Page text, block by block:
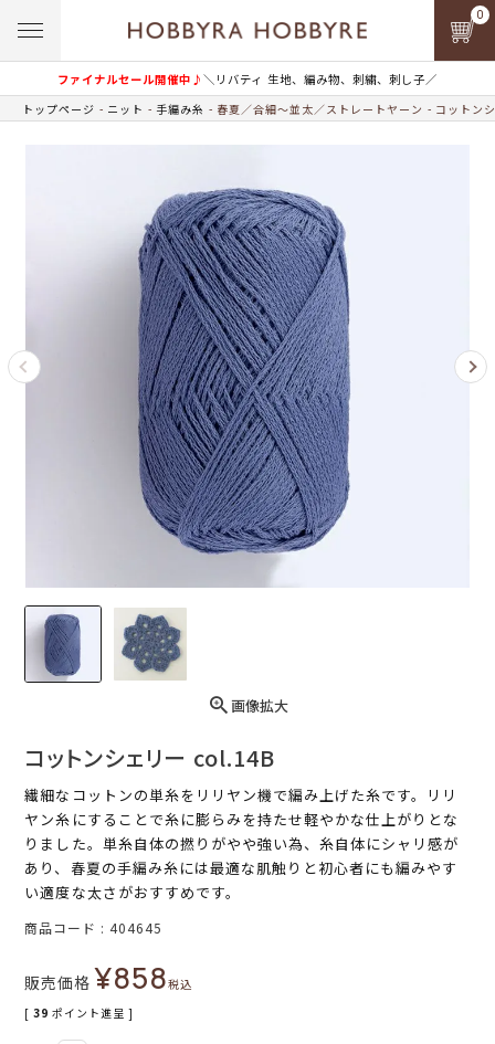
ファイナルセール開催中♪＼リバティ 生地、編み物、刺繍、刺し子／
0
トップページ ニット 手編み糸 春夏／合細～並太／ストレートヤーン コットン
画像拡大
コットンシェリー col.14B
繊細なコットンの単糸をリリヤン機で編み上げた糸です。リリ
ヤン糸にすることで糸に膨らみを持たせ軽やかな仕上がりとな
りました。単糸自体の撚りがやや強い為、糸自体にシャリ感が
あり、春夏の手編み糸には最適な肌触りと初心者にも編みやす
い適度な太さがおすすめです。
商品コード 404645
販売価格 ¥858税込
[ 39 ポイント進呈 ]